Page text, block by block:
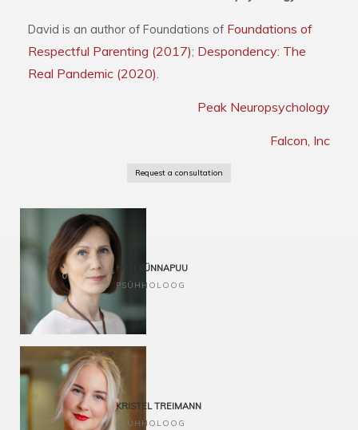
David is an author of Foundations of Foundations of
Respectful Parenting (2017); Despondency: The
Real Pandemic (2020).
Peak Neuropsychology
Falcon, Inc
Request a consultation
HELI KÜNNAPUU
PSÜHHOLOOG
Kriisinõustamine
KRISTEL TREIMANN
PSÜHHOLOOG